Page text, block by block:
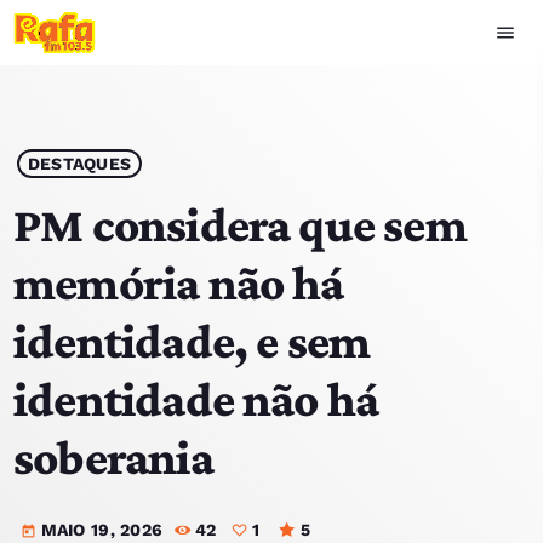
menu
play_arrow OUVIR RAFA
HOME
NOTÍCIAS
EQUIPA
TOP 15
PODCASTS
DESTAQUES
PM considera que sem
memória não há
identidade, e sem
identidade não há
soberania
today MAIO 19, 2026 42 1 5